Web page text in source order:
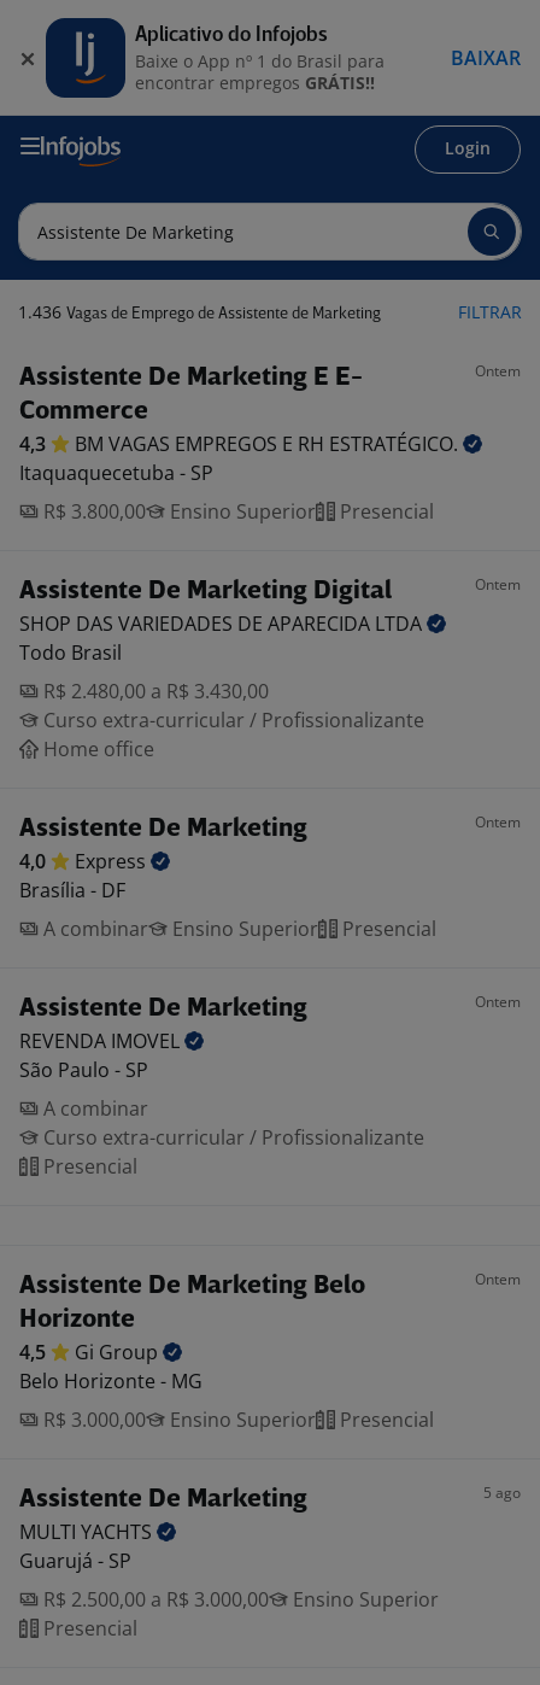
Login
1.436 Vagas de Emprego de Assistente de Marketing FILTRAR
Assistente De Marketing E E-
Commerce
Ontem
4,3 BM VAGAS EMPREGOS E RH ESTRATÉGICO.
Itaquaquecetuba - SP
R$ 3.800,00
Ensino Superior Presencial
Assistente De Marketing Digital Ontem
SHOP DAS VARIEDADES DE APARECIDA LTDA
Todo Brasil
R$ 2.480,00 a R$ 3.430,00
Curso extra-curricular / Profissionalizante
Home office
Assistente De Marketing Ontem
4,0
Express
Brasília - DF
A combinar
Ensino Superior Presencial
Assistente De Marketing Ontem
REVENDA IMOVEL
São Paulo - SP
A combinar
Curso extra-curricular / Profissionalizante
Presencial
Assistente De Marketing Belo
Horizonte
Ontem
4,5 Gi Group
Belo Horizonte - MG
R$ 3.000,00
Ensino Superior Presencial
Assistente De Marketing 5 ago
MULTI YACHTS
Guarujá - SP
R$ 2.500,00 a R$ 3.000,00
Ensino Superior
Presencial
Aplicativo do Infojobs
Baixe o App nº 1 do Brasil para
encontrar empregos GRÁTIS!!
BAIXAR